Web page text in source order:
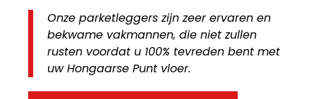
Onze parketleggers zijn zeer ervaren en
bekwame vakmannen, die niet zullen
rusten voordat u 100% tevreden bent met
uw Hongaarse Punt vloer.